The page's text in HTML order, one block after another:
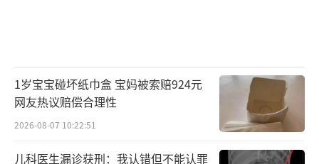
1岁宝宝碰坏纸巾盒 宝妈被索赔924元
网友热议赔偿合理性
2026-08-07 10:22:51
儿科医生漏诊获刑：我认错但不能认罪